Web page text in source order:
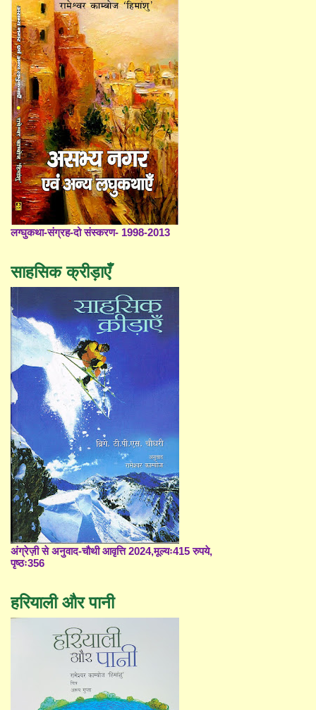
लग्घुकथा-संग्रह-दो संस्करण- 1998-2013
साहसिक क्रीड़ाएँ
अंग्रेज़ी से अनुवाद-चौथी आवृत्ति 2024,मूल्यः415 रुपये,
पृष्ठः356
हरियाली और पानी